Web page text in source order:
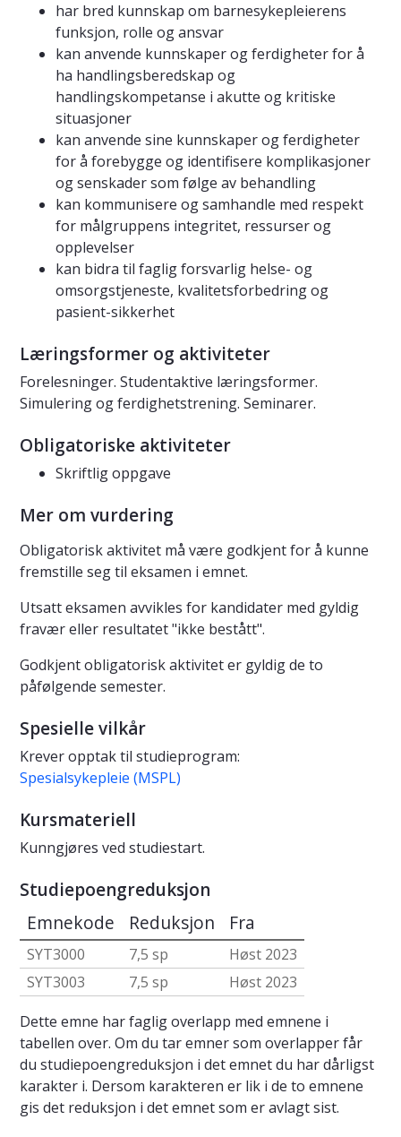
har bred kunnskap om barnesykepleierens
funksjon, rolle og ansvar
kan anvende kunnskaper og ferdigheter for å
ha handlingsberedskap og
handlingskompetanse i akutte og kritiske
situasjoner
kan anvende sine kunnskaper og ferdigheter
for å forebygge og identifisere komplikasjoner
og senskader som følge av behandling
kan kommunisere og samhandle med respekt
for målgruppens integritet, ressurser og
opplevelser
kan bidra til faglig forsvarlig helse- og
omsorgstjeneste, kvalitetsforbedring og
pasient-sikkerhet
Læringsformer og aktiviteter
Forelesninger. Studentaktive læringsformer.
Simulering og ferdighetstrening. Seminarer.
Obligatoriske aktiviteter
Skriftlig oppgave
Mer om vurdering
Obligatorisk aktivitet må være godkjent for å kunne
fremstille seg til eksamen i emnet.
Utsatt eksamen avvikles for kandidater med gyldig
fravær eller resultatet "ikke bestått".
Godkjent obligatorisk aktivitet er gyldig de to
påfølgende semester.
Spesielle vilkår
Krever opptak til studieprogram:
Spesialsykepleie (MSPL)
Kursmateriell
Kunngjøres ved studiestart.
Studiepoengreduksjon
Emnekode Reduksjon Fra
SYT3000 7,5 sp
Høst 2023
SYT3003
7,5 sp
Høst 2023
Dette emne har faglig overlapp med emnene i
tabellen over. Om du tar emner som overlapper får
du studiepoengreduksjon i det emnet du har dårligst
karakter i. Dersom karakteren er lik i de to emnene
gis det reduksjon i det emnet som er avlagt sist.